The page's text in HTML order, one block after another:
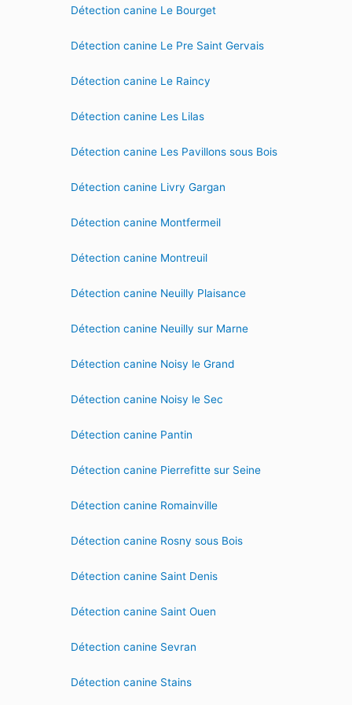
Détection canine Le Bourget
Détection canine Le Pre Saint Gervais
Détection canine Le Raincy
Détection canine Les Lilas
Détection canine Les Pavillons sous Bois
Détection canine Livry Gargan
Détection canine Montfermeil
Détection canine Montreuil
Détection canine Neuilly Plaisance
Détection canine Neuilly sur Marne
Détection canine Noisy le Grand
Détection canine Noisy le Sec
Détection canine Pantin
Détection canine Pierrefitte sur Seine
Détection canine Romainville
Détection canine Rosny sous Bois
Détection canine Saint Denis
Détection canine Saint Ouen
Détection canine Sevran
Détection canine Stains